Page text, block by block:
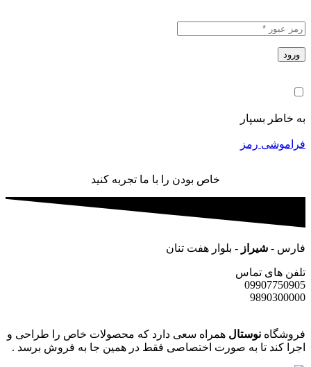
ورود
به خاطر بسپار
فراموشی رمز
خاص بودن را با ما تجربه کنید
فارس - شیراز - بلوار هفت تنان
تلفن های تماس
09907750905
9890300000
فروشگاه نوستال همراه سعی دارد که محصولات خاص را طراحی و
اجرا کند تا به صورت اختصاصی فقط در همین جا به فروش برسد .